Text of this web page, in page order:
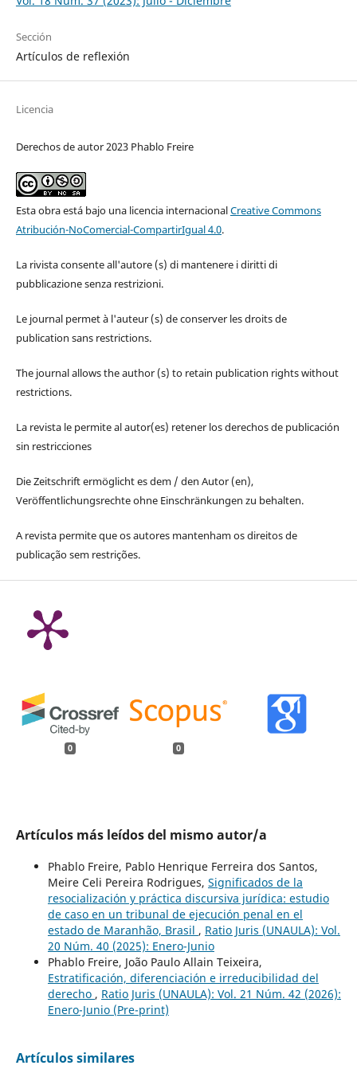
Sección
Artículos de reflexión
Licencia
Derechos de autor 2023 Phablo Freire
Esta obra está bajo una licencia internacionalCreative Commons
Atribución-NoComercial-CompartirIgual 4.0.
La rivista consente all'autore (s) di mantenere i diritti di
pubblicazione senza restrizioni.
Le journal permet à l'auteur (s) de conserver les droits de
publication sans restrictions.
The journal allows the author (s) to retain publication rights without
restrictions.
La revista le permite al autor(es) retener los derechos de publicación
sin restricciones
Die Zeitschrift ermöglicht es dem / den Autor (en),
Veröffentlichungsrechte ohne Einschränkungen zu behalten.
A revista permite que os autores mantenham os direitos de
publicação sem restrições.
0 0
Artículos más leídos del mismo autor/a
Phablo Freire, Pablo Henrique Ferreira dos Santos,
Meire Celi Pereira Rodrigues, Significados de la
resocialización y práctica discursiva jurídica: estudio
de caso en un tribunal de ejecución penal en el
estado de Maranhão, Brasil , Ratio Juris (UNAULA): Vol.
20 Núm. 40 (2025): Enero-Junio
Phablo Freire, João Paulo Allain Teixeira,
Estratificación, diferenciación e irreducibilidad del
derecho , Ratio Juris (UNAULA): Vol. 21 Núm. 42 (2026):
Enero-Junio (Pre-print)
Artículos similares